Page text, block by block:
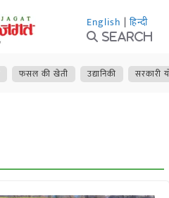
English | हिन्दी
Search
फसल की खेती उद्यानिकी सरकारी